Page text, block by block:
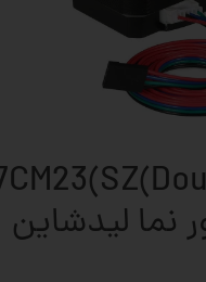
نما لیدشاین